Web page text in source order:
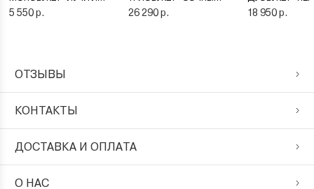
5 550 р. 26 290 р. 18 950 р.
ОТЗЫВЫ
КОНТАКТЫ
ДОСТАВКА И ОПЛАТА
О НАС